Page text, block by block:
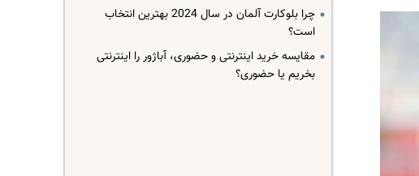
چرا بلوکارت آلمان در سال 2024 بهترین انتخاب
است؟
مقایسه خرید اینترنتی و حضوری، آباژور را اینترنتی
بخریم یا حضوری؟